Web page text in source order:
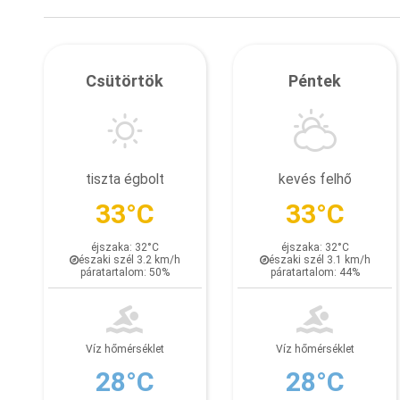
Csütörtök
tiszta égbolt
33°C
éjszaka: 32°C
északi szél 3.2 km/h
páratartalom: 50%
Víz hőmérséklet
28°C
Péntek
kevés felhő
33°C
éjszaka: 32°C
északi szél 3.1 km/h
páratartalom: 44%
Víz hőmérséklet
28°C